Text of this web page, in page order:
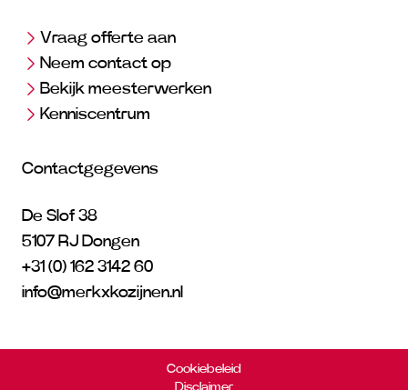
Vraag offerte aan
Neem contact op
Bekijk meesterwerken
Kenniscentrum
Contactgegevens
De Slof 38
5107 RJ Dongen
+31 (0) 162 3142 60
info@merkxkozijnen.nl
Cookiebeleid
Disclaimer